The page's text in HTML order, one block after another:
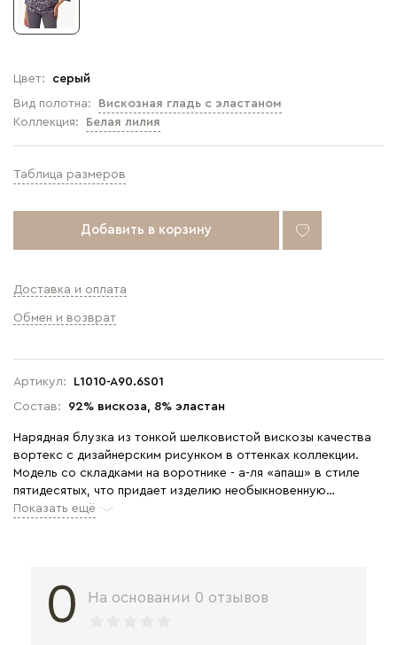
Артикул:
L1010-A90.6S01
Состав:
92% вискоза, 8% эластан
Нарядная блузка из тонкой шелковистой вискозы качества
вортекс c дизайнерским рисунком в оттенках коллекции.
Модель со складками на воротнике - а-ля «апаш» в стиле
пятидесятых, что придает изделию необыкновенную
женственность. Рукава с заниженной проймой длиной 3/4.
Показать ещё
Коллекция: Белая лилия
Вид полотна: Вискозная гладь с эластаном
Цвет: серый
Таблица размеров
Добавить в корзину
Доставка и оплата
Обмен и возврат
0 На основании 0 отзывов